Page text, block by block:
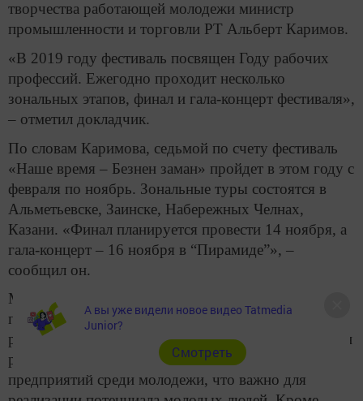
творчества работающей молодежи министр
промышленности и торговли РТ Альберт Каримов.
«В 2019 году фестиваль посвящен Году рабочих
профессий. Ежегодно проходит несколько
зональных этапов, финал и гала-концерт фестиваля»,
– отметил докладчик.
По словам Каримова, седьмой по счету фестиваль
«Наше время – Безнен заман» пройдет в этом году с
февраля по ноябрь. Зональные туры состоятся в
Альметьевске, Заинске, Набережных Челнах,
Казани. «Финал планируется провести 14 ноября, а
гала-концерт – 16 ноября в “Пирамиде”», –
сообщил он.
Министр подчеркнул, что фестиваль является
площадкой для творческой самореализации
работающей молодежи. «Одна из задач, которую он
решает, – формирование талантливых групп
предприятий среди молодежи, что важно для
А вы уже видели новое видео Tatmedia
Junior?
Cмотреть